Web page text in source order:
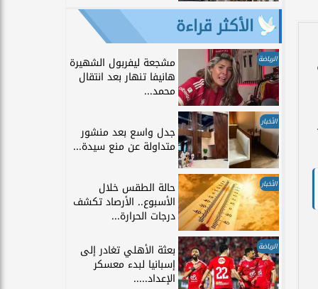
الأكثر قراءة
الرياضة مشجعة ليفربول الشهيرة
هانيفا تنهار بعد انتقال
محمد...
الأخبار
جدل واسع بعد منشور
متداولة عن منع سيدة...
الأخبار حالة الطقس خلال
الأسبوع.. الأرصاد تكشف
درجات الحرارة...
الرياضة بعثة الأهلي تغادر إلى
إسبانيا لبدء معسكر
الإعداد.....